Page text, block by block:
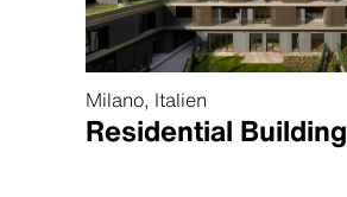
Milano, Italien
Residential Building